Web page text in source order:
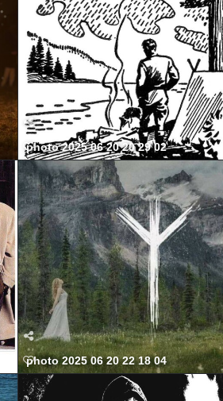
photo 2025 06 20 20 29 02
photo 2025 06 20 22 18 04